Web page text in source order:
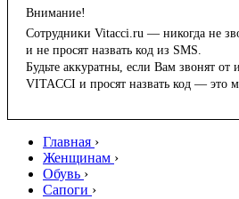
Внимание!
Сотрудники Vitacci.ru — никогда не
и не просят назвать код из SMS.
Будьте аккуратны, если Вам звонят от
VITACCI и просят назвать код — это
Главная ›
Женщинам ›
Обувь ›
Сапоги ›